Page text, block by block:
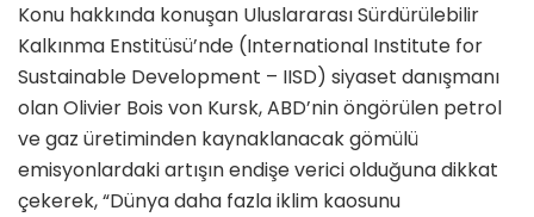
Konu hakkında konuşan Uluslararası Sürdürülebilir
Kalkınma Enstitüsü’nde (International Institute for
Sustainable Development – IISD) siyaset danışmanı
olan Olivier Bois von Kursk, ABD’nin öngörülen petrol
ve gaz üretiminden kaynaklanacak gömülü
emisyonlardaki artışın endişe verici olduğuna dikkat
çekerek, “Dünya daha fazla iklim kaosunu